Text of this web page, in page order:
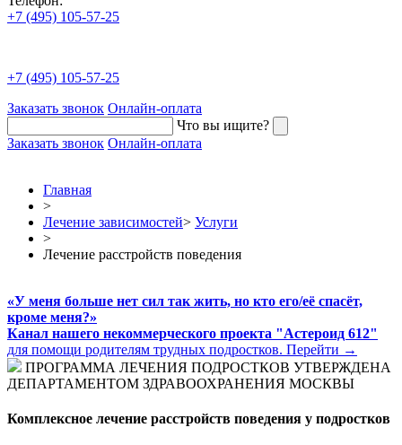
+7 (495) 105-57-25
+7 (495) 105-57-25
Заказать звонок Онлайн-оплата
Что вы ищите?
Заказать звонок Онлайн-оплата
Главная
>
Лечение зависимостей> Услуги
>
Лечение расстройств поведения
«У меня больше нет сил так жить, но кто его/её спасёт,
кроме меня?»
Канал нашего некоммерческого проекта "Астероид 612"
для помощи родителям трудных подростков. Перейти →
ПРОГРАММА ЛЕЧЕНИЯ ПОДРОСТКОВ УТВЕРЖДЕНА
ДЕПАРТАМЕНТОМ ЗДРАВООХРАНЕНИЯ МОСКВЫ
Комплексное лечение расстройств поведения у подростков